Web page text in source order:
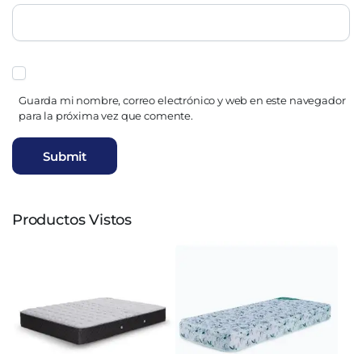
Guarda mi nombre, correo electrónico y web en este navegador
para la próxima vez que comente.
Productos Vistos